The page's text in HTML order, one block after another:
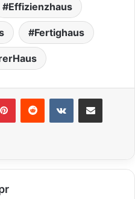
Effizienzhaus
Fertighaus